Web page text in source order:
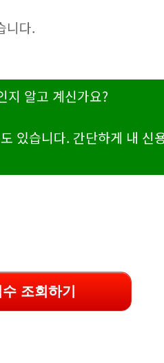
니다.
지 알고 계신가요?
있습니다. 간단하게 내 신
조회하기